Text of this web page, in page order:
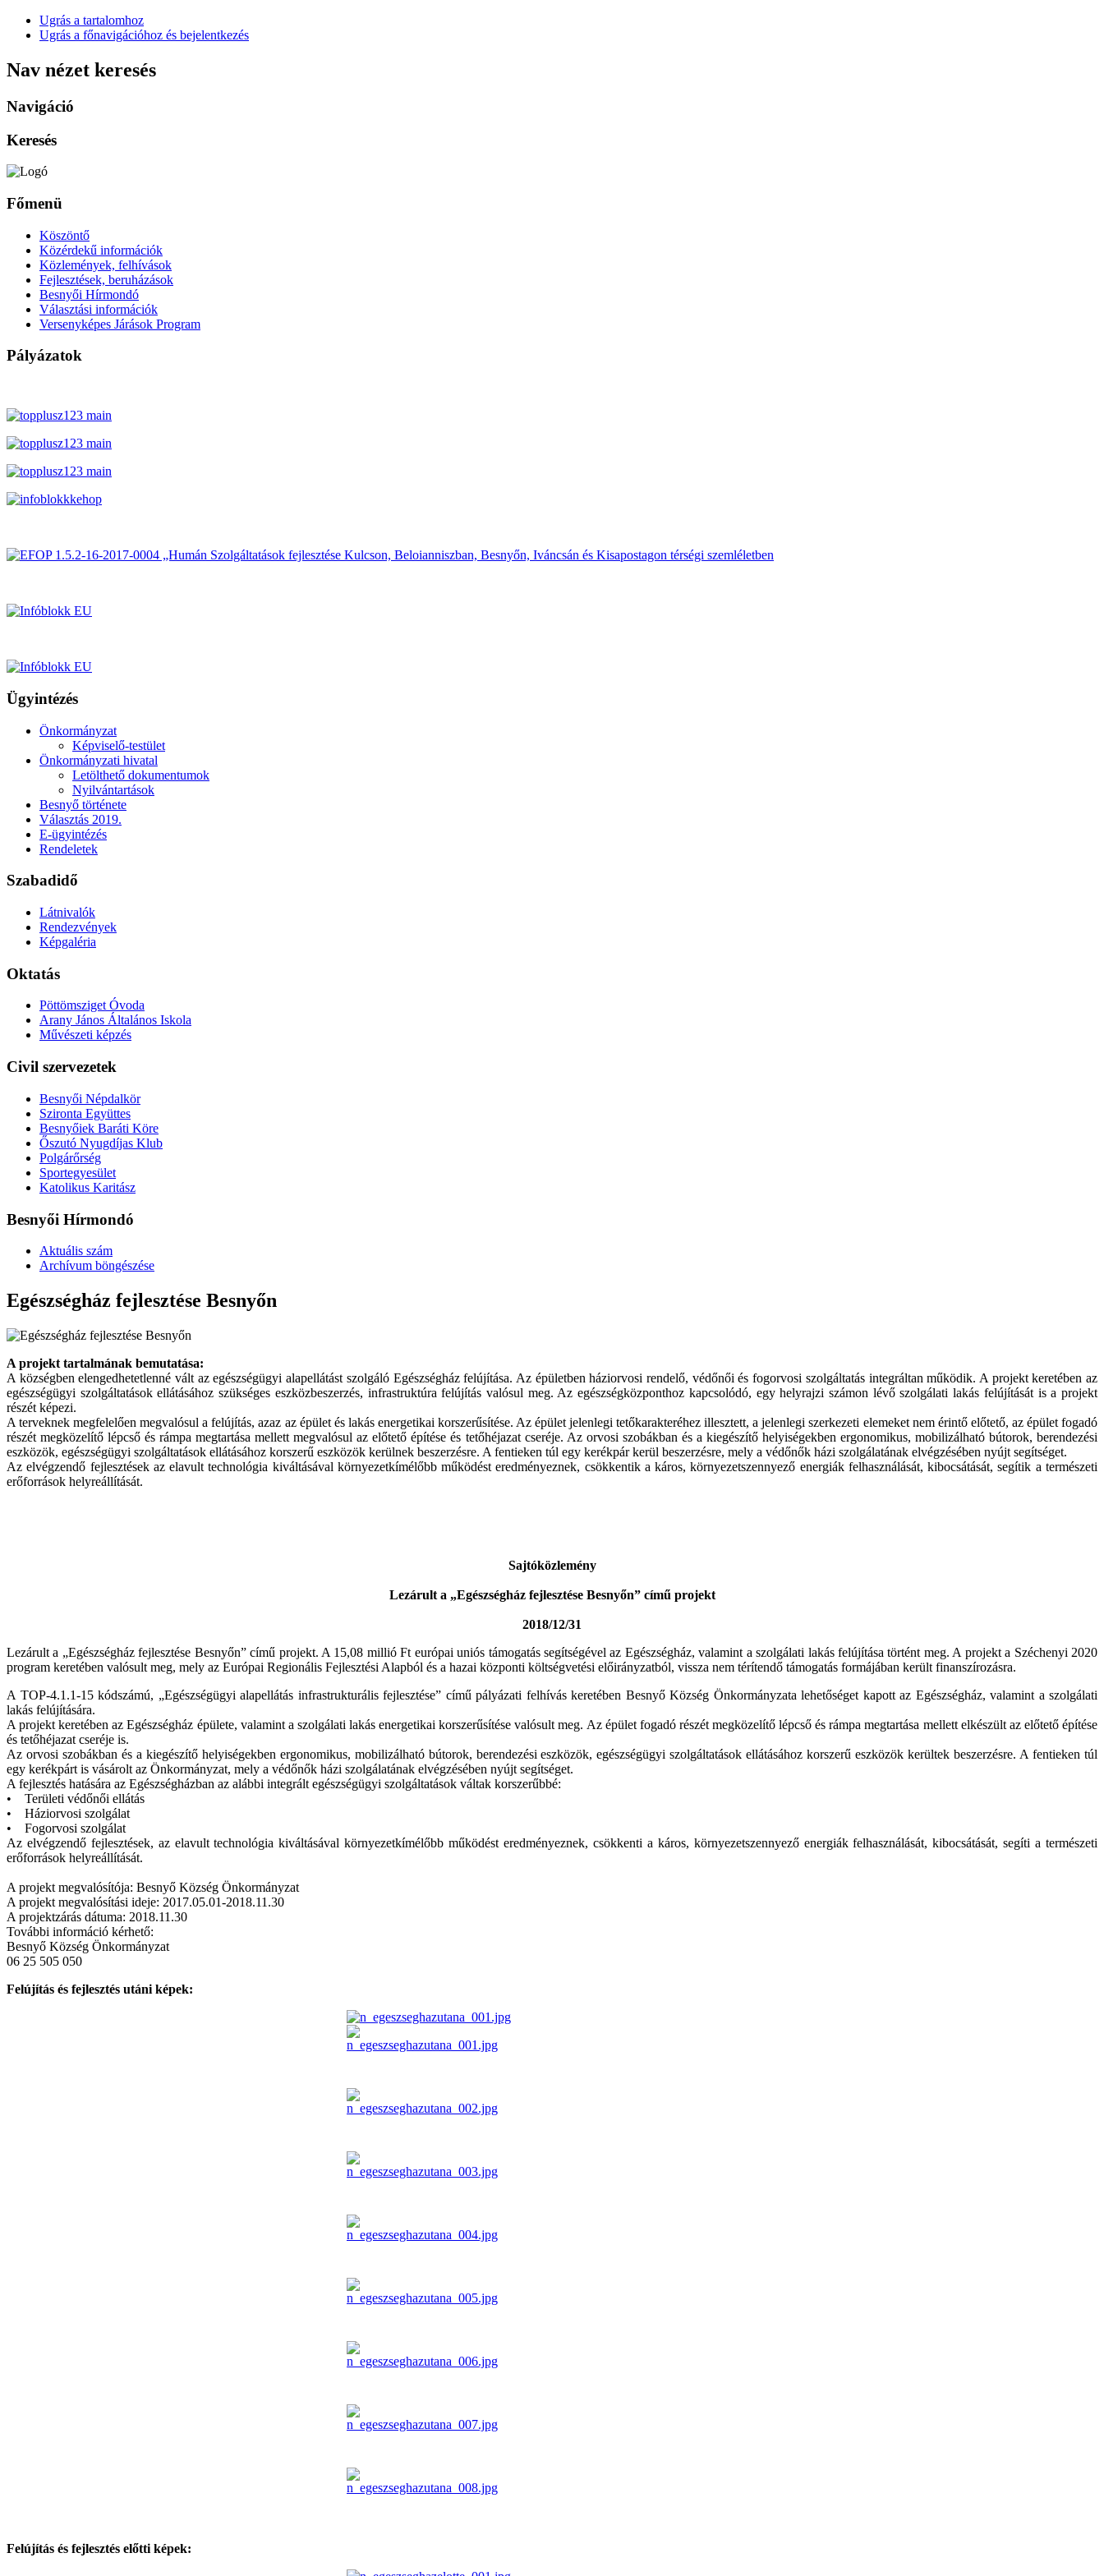
Ugrás a tartalomhoz
Ugrás a főnavigációhoz és bejelentkezés
Nav nézet keresés
Navigáció
Keresés
Főmenü
Köszöntő
Közérdekű információk
Közlemények, felhívások
Fejlesztések, beruházások
Besnyői Hírmondó
Választási információk
Versenyképes Járások Program
Pályázatok
Ügyintézés
Önkormányzat
Képviselő-testület
Önkormányzati hivatal
Letölthető dokumentumok
Nyilvántartások
Besnyő története
Választás 2019.
E-ügyintézés
Rendeletek
Szabadidő
Látnivalók
Rendezvények
Képgaléria
Oktatás
Pöttömsziget Óvoda
Arany János Általános Iskola
Művészeti képzés
Civil szervezetek
Besnyői Népdalkör
Szironta Együttes
Besnyőiek Baráti Köre
Őszutó Nyugdíjas Klub
Polgárőrség
Sportegyesület
Katolikus Karitász
Besnyői Hírmondó
Aktuális szám
Archívum böngészése
Egészségház fejlesztése Besnyőn
A projekt tartalmának bemutatása:
A községben elengedhetetlenné vált az egészségügyi alapellátást szolgáló Egészségház felújítása. Az épületben háziorvosi rendelő, védőnői és fogorvosi szolgáltatás integráltan működik. A projekt keretében az
egészségügyi szolgáltatások ellátásához szükséges eszközbeszerzés, infrastruktúra felújítás valósul meg. Az egészségközponthoz kapcsolódó, egy helyrajzi számon lévő szolgálati lakás felújítását is a projekt
részét képezi.
A terveknek megfelelően megvalósul a felújítás, azaz az épület és lakás energetikai korszerűsítése. Az épület jelenlegi tetőkarakteréhez illesztett, a jelenlegi szerkezeti elemeket nem érintő előtető, az épület fogadó
részét megközelítő lépcső és rámpa megtartása mellett megvalósul az előtető építése és tetőhéjazat cseréje. Az orvosi szobákban és a kiegészítő helyiségekben ergonomikus, mobilizálható bútorok, berendezési
eszközök, egészségügyi szolgáltatások ellátásához korszerű eszközök kerülnek beszerzésre. A fentieken túl egy kerékpár kerül beszerzésre, mely a védőnők házi szolgálatának elvégzésében nyújt segítséget.
Az elvégzendő fejlesztések az elavult technológia kiváltásával környezetkímélőbb működést eredményeznek, csökkentik a káros, környezetszennyező energiák felhasználását, kibocsátását, segítik a természeti
erőforrások helyreállítását.
Sajtóközlemény
Lezárult a „Egészségház fejlesztése Besnyőn” című projekt
2018/12/31
Lezárult a „Egészségház fejlesztése Besnyőn” című projekt. A 15,08 millió Ft európai uniós támogatás segítségével az Egészségház, valamint a szolgálati lakás felújítása történt meg. A projekt a Széchenyi 2020
program keretében valósult meg, mely az Európai Regionális Fejlesztési Alapból és a hazai központi költségvetési előirányzatból, vissza nem térítendő támogatás formájában került finanszírozásra.
A TOP-4.1.1-15 kódszámú, „Egészségügyi alapellátás infrastrukturális fejlesztése” című pályázati felhívás keretében Besnyő Község Önkormányzata lehetőséget kapott az Egészségház, valamint a szolgálati
lakás felújítására.
A projekt keretében az Egészségház épülete, valamint a szolgálati lakás energetikai korszerűsítése valósult meg. Az épület fogadó részét megközelítő lépcső és rámpa megtartása mellett elkészült az előtető építése
és tetőhéjazat cseréje is.
Az orvosi szobákban és a kiegészítő helyiségekben ergonomikus, mobilizálható bútorok, berendezési eszközök, egészségügyi szolgáltatások ellátásához korszerű eszközök kerültek beszerzésre. A fentieken túl
egy kerékpárt is vásárolt az Önkormányzat, mely a védőnők házi szolgálatának elvégzésében nyújt segítséget.
A fejlesztés hatására az Egészségházban az alábbi integrált egészségügyi szolgáltatások váltak korszerűbbé:
• Területi védőnői ellátás
• Háziorvosi szolgálat
• Fogorvosi szolgálat
Az elvégzendő fejlesztések, az elavult technológia kiváltásával környezetkímélőbb működést eredményeznek, csökkenti a káros, környezetszennyező energiák felhasználását, kibocsátását, segíti a természeti
erőforrások helyreállítását.
A projekt megvalósítója: Besnyő Község Önkormányzat
A projekt megvalósítási ideje: 2017.05.01-2018.11.30
A projektzárás dátuma: 2018.11.30
További információ kérhető:
Besnyő Község Önkormányzat
06 25 505 050
Felújítás és fejlesztés utáni képek:
Felújítás és fejlesztés előtti képek: